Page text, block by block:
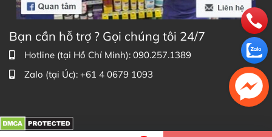
Bạn cần hỗ trợ ? Gọi chúng tôi 24/7
Hotline (tại Hồ Chí Minh): 090.257.1389
Zalo (tại Úc): +61 4 0679 1093